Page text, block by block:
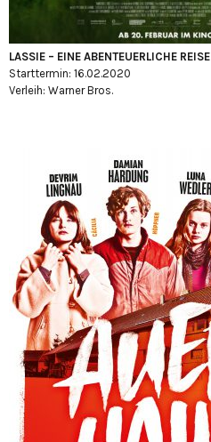
LASSIE – EINE ABENTEUERLICHE REISE
Starttermin: 16.02.2020
Verleih: Warner Bros.